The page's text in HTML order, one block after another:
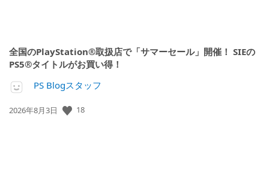
全国のPlayStation®取扱店で「サマーセール」開催！ SIEの
PS5®タイトルがお買い得！
PS Blogスタッフ
公
2026年8月3日 18